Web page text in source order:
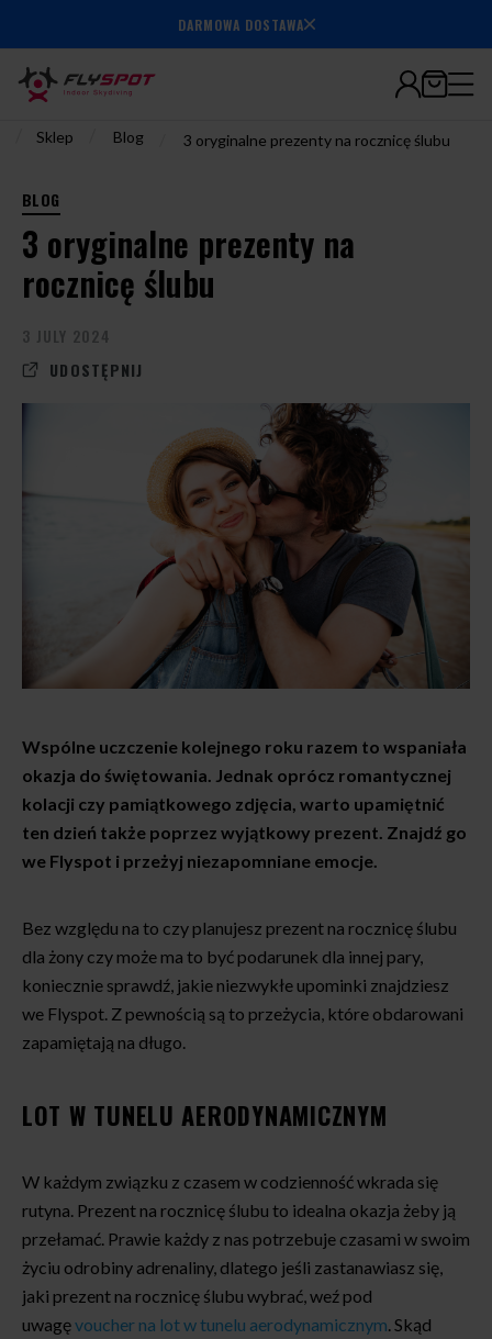
7.000.000+wylatanych
DARMOWA DOSTAWA
Sklep Blog 3 oryginalne prezenty na rocznicę ślubu
BLOG
3 oryginalne prezenty na
rocznicę ślubu
3 JULY 2024
UDOSTĘPNIJ
Wspólne uczczenie kolejnego roku razem to wspaniała
okazja do świętowania. Jednak oprócz romantycznej
kolacji czy pamiątkowego zdjęcia, warto upamiętnić
ten dzień także poprzez wyjątkowy prezent. Znajdź go
we Flyspot i przeżyj niezapomniane emocje.
Bez względu na to czy planujesz prezent na rocznicę ślubu
dla żony czy może ma to być podarunek dla innej pary,
koniecznie sprawdź, jakie niezwykłe upominki znajdziesz
we Flyspot. Z pewnością są to przeżycia, które obdarowani
zapamiętają na długo.
LOT W TUNELU AERODYNAMICZNYM
W każdym związku z czasem w codzienność wkrada się
rutyna. Prezent na rocznicę ślubu to idealna okazja żeby ją
przełamać. Prawie każdy z nas potrzebuje czasami w swoim
życiu odrobiny adrenaliny, dlatego jeśli zastanawiasz się,
jaki prezent na rocznicę ślubu wybrać, weź pod
uwagęvoucher na lot w tunelu aerodynamicznym. Skąd